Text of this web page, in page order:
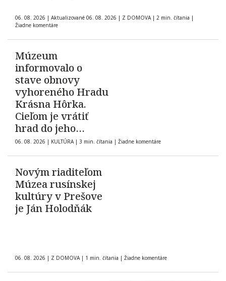
06. 08. 2026 | Aktualizované 06. 08. 2026 | Z DOMOVA | 2 min. čítania |
Žiadne komentáre
Múzeum
informovalo o
stave obnovy
vyhoreného Hradu
Krásna Hôrka.
Cieľom je vrátiť
hrad do jeho
pôvodnej podoby z
roku 1903
06. 08. 2026 | KULTÚRA | 3 min. čítania | Žiadne komentáre
Novým riaditeľom
Múzea rusínskej
kultúry v Prešove
je Ján Holodňák
06. 08. 2026 | Z DOMOVA | 1 min. čítania | Žiadne komentáre